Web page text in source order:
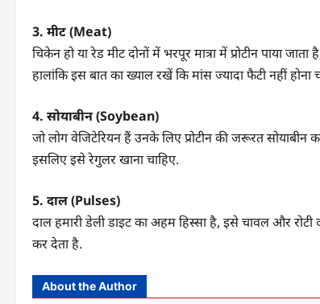
3. मीट (Meat)
चिकेन हो या रेड मीट दोनों में भरपूर मात्रा में प्रोटीन पाया
हालांकि इस बात का ख्याल रखें कि मांस ज्यादा फैटी नहीं होना
4. सोयाबीन (Soybean)
जो लोग वेजिटेरियन हैं उनके लिए प्रोटीन की जरूरत सोयाबीन
इसलिए इसे रेगुलर खाना चाहिए.
5. दाल (Pulses)
दाल हमारी डेली डाइट का अहम हिस्सा है, इसे चावल और रोटी
कर देता है.
About the Author